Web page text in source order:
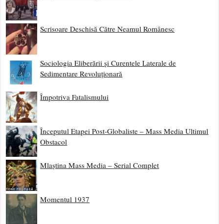
Scrisoare Deschisă Către Neamul Românesc
Sociologia Eliberării și Curentele Laterale de
Sedimentare Revoluționară
Împotriva Fatalismului
Începutul Etapei Post-Globaliste – Mass Media Ultimul
Obstacol
Mlaștina Mass Media – Serial Complet
Momentul 1937